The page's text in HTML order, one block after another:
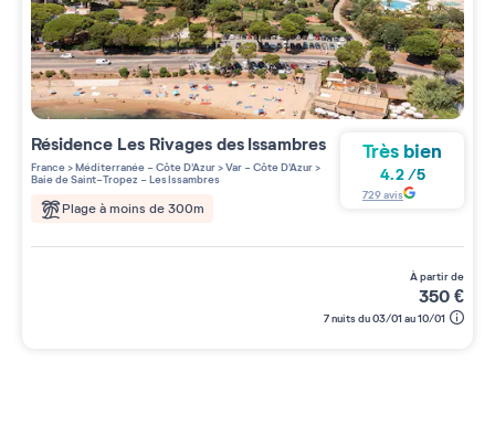
Résidence Les Rivages des Issambres
France>Méditerranée - Côte D'Azur>Var - Côte D'Azur>
Baie de Saint-Tropez - Les Issambres
Plage à moins de 300m
Très bien
4.2/5
729avis
à partir de
350€
7 nuits du 03/01 au 10/01